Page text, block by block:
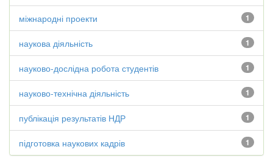
1
міжнародні проекти
1
наукова діяльність
1
науково-дослідна робота студентів
1
науково-технічна діяльність
1
публікація результатів НДР
1
підготовка наукових кадрів